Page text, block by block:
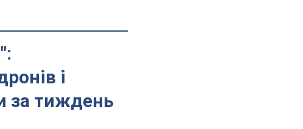
і
за тиждень